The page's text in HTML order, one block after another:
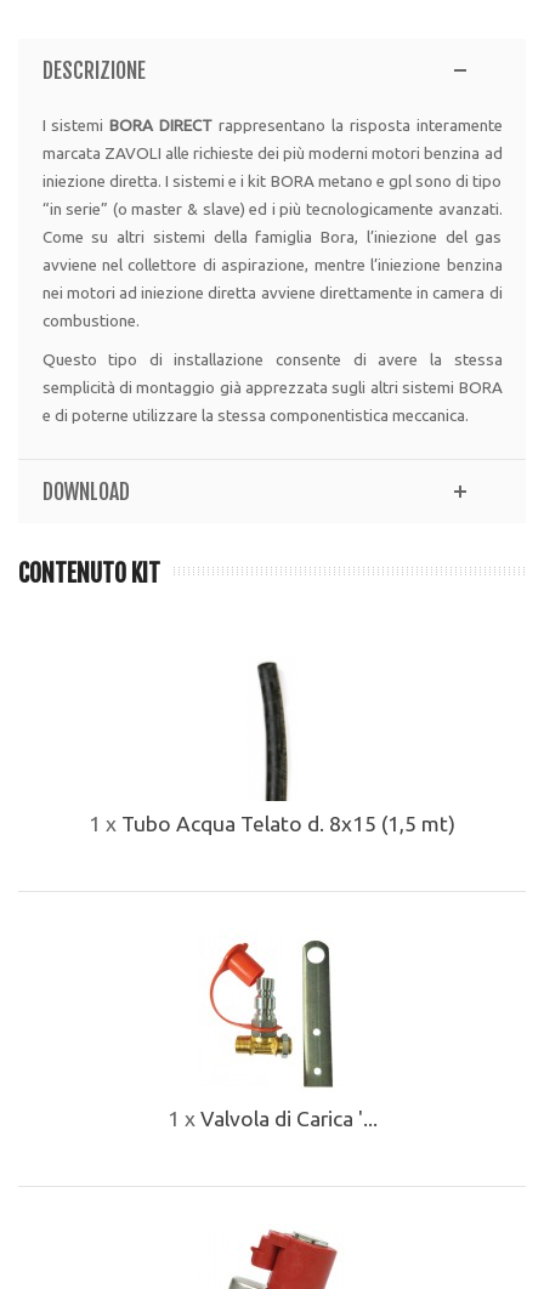
DESCRIZIONE
I sistemiBORA DIRECT rappresentano la risposta interamente
marcata ZAVOLI alle richieste dei più moderni motori benzina ad
iniezione diretta. I sistemi e i kit BORA metano e gpl sono di tipo
“in serie” (o master & slave) ed i più tecnologicamente avanzati.
Come su altri sistemi della famiglia Bora, l’iniezione del gas
avviene nel collettore di aspirazione, mentre l’iniezione benzina
nei motori ad iniezione diretta avviene direttamente in camera di
combustione.
Questo tipo di installazione consente di avere la stessa
semplicità di montaggio già apprezzata sugli altri sistemi BORA
e di poterne utilizzare la stessa componentistica meccanica.
DOWNLOAD
CONTENUTO KIT
1 x Tubo Acqua Telato d. 8x15 (1,5 mt)
1 x Valvola di Carica '...